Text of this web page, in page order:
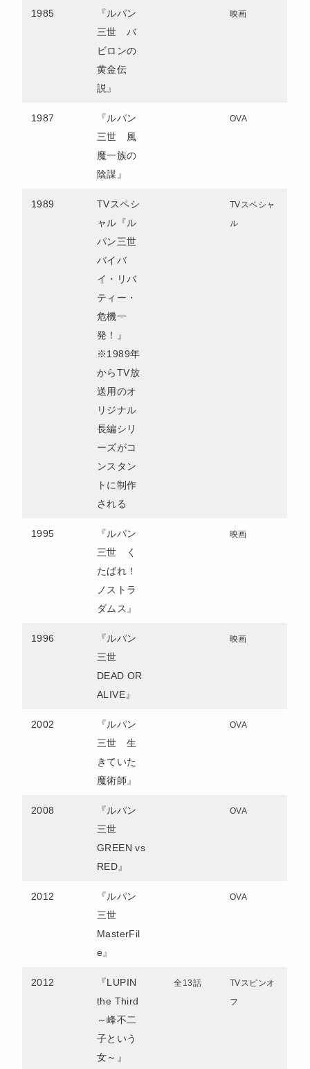
1985
『ルパン
三世 バ
ビロンの
黄金伝
説』
映画
1987
『ルパン
三世 風
魔一族の
陰謀』
OVA
1989
TVスペシ
ャル『ル
パン三世
バイバ
イ・リバ
ティー・
危機一
発！』
※1989年
からTV放
送用のオ
リジナル
長編シリ
ーズがコ
ンスタン
トに制作
される
TVスペシャ
ル
1995
『ルパン
三世 く
たばれ！
ノストラ
ダムス』
映画
1996
『ルパン
三世
DEAD OR
ALIVE』
映画
2002
『ルパン
三世 生
きていた
魔術師』
OVA
2008
『ルパン
三世
GREEN vs
RED』
OVA
2012
『ルパン
三世
MasterFil
e』
OVA
2012
『LUPIN
the Third
～峰不二
子という
女～』
全13話
TVスピンオ
フ